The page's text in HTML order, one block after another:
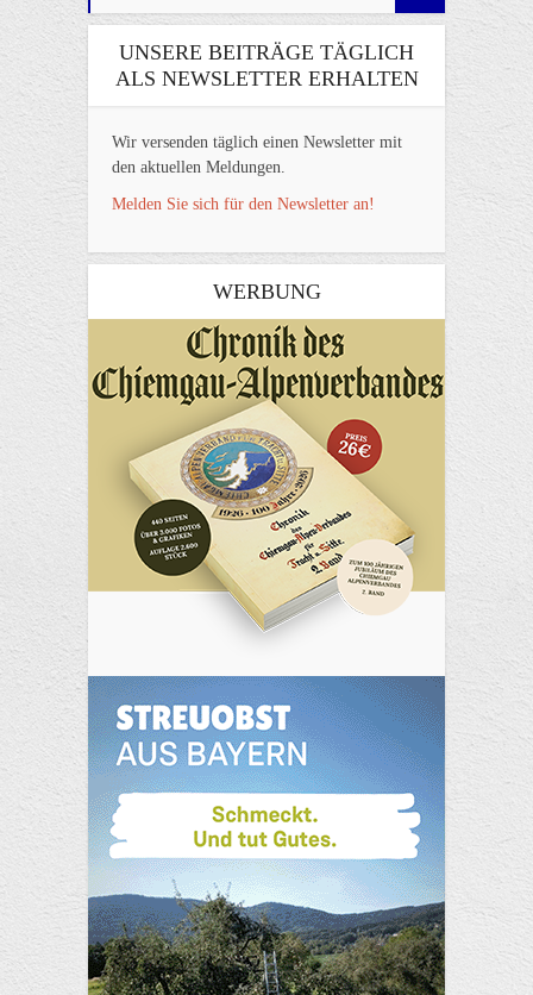
UNSERE BEITRÄGE TÄGLICH
ALS NEWSLETTER ERHALTEN
Wir versenden täglich einen Newsletter mit
den aktuellen Meldungen.
Melden Sie sich für den Newsletter an!
WERBUNG